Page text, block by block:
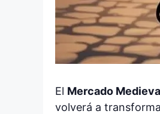
El Mercado
volverá a